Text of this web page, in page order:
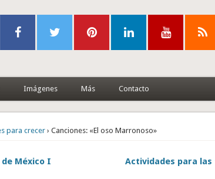
Imágenes Más Contacto
para crecer › Canciones: «El oso Marronoso»
México I Actividades para